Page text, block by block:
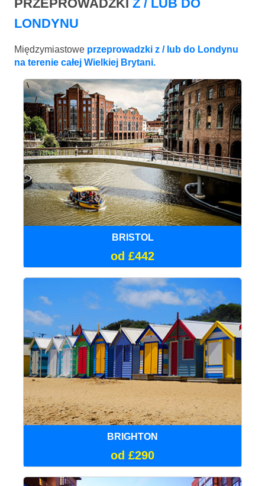
PRZEPROWADZKI Z / LUB DO
LONDYNU
Międzymiastowe przeprowadzki z / lub do Londynu
na terenie całej Wielkiej Brytani.
BRISTOL
od £442
BRIGHTON
od £290